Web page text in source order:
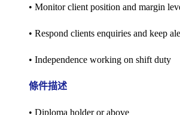
• Monitor client position and margin
• Respond clients enquiries and keep
• Independence working on shift duty
條件描述
• Diploma holder or above